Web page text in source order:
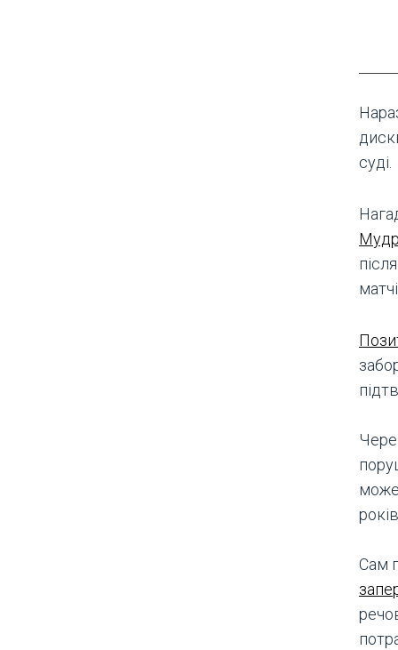
суді.
може
Сам